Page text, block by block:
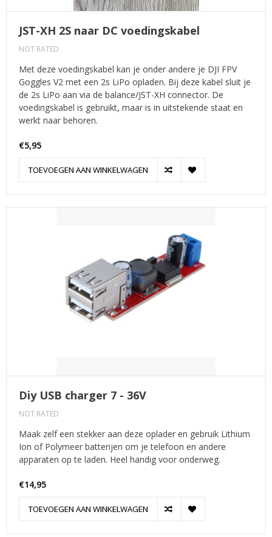
JST-XH 2S naar DC voedingskabel
NOT RATED
Met deze voedingskabel kan je onder andere je DJI FPV
Goggles V2 met een 2s LiPo opladen. Bij deze kabel sluit je
de 2s LiPo aan via de balance/JST-XH connector. De
voedingskabel is gebruikt, maar is in uitstekende staat en
werkt naar behoren.
€5,95
TOEVOEGEN AAN WINKELWAGEN
Diy USB charger 7 - 36V
NOT RATED
Maak zelf een stekker aan deze oplader en gebruik Lithium
Ion of Polymeer batterijen om je telefoon en andere
apparaten op te laden. Heel handig voor onderweg.
€14,95
TOEVOEGEN AAN WINKELWAGEN